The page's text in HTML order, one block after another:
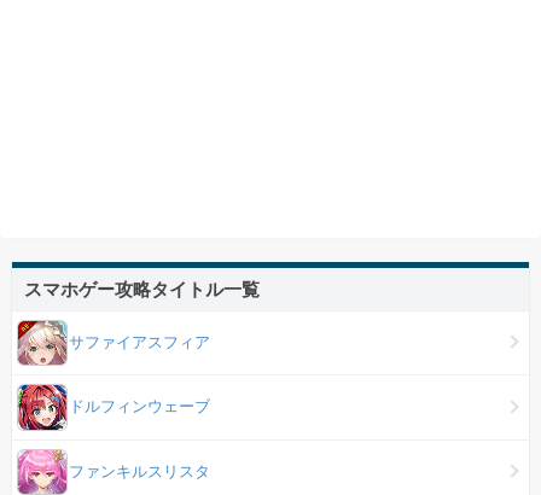
スマホゲー攻略タイトル一覧
サファイアスフィア
ドルフィンウェーブ
ファンキルスリスタ